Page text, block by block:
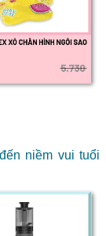
niềm vui tuổi